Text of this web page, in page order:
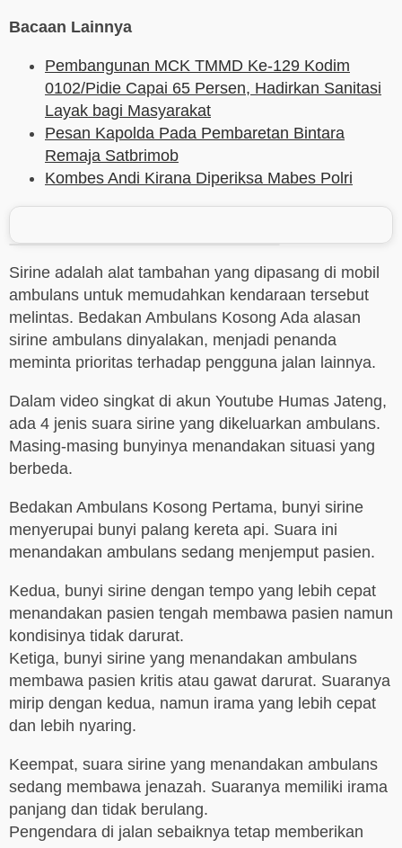
Bacaan Lainnya
Pembangunan MCK TMMD Ke-129 Kodim
0102/Pidie Capai 65 Persen, Hadirkan Sanitasi
Layak bagi Masyarakat
Pesan Kapolda Pada Pembaretan Bintara
Remaja Satbrimob
Kombes Andi Kirana Diperiksa Mabes Polri
Sirine adalah alat tambahan yang dipasang di mobil
ambulans untuk memudahkan kendaraan tersebut
melintas. Bedakan Ambulans Kosong Ada alasan
sirine ambulans dinyalakan, menjadi penanda
meminta prioritas terhadap pengguna jalan lainnya.
Dalam video singkat di akun Youtube Humas Jateng,
ada 4 jenis suara sirine yang dikeluarkan ambulans.
Masing-masing bunyinya menandakan situasi yang
berbeda.
Bedakan Ambulans Kosong Pertama, bunyi sirine
menyerupai bunyi palang kereta api. Suara ini
menandakan ambulans sedang menjemput pasien.
Kedua, bunyi sirine dengan tempo yang lebih cepat
menandakan pasien tengah membawa pasien namun
kondisinya tidak darurat.
Ketiga, bunyi sirine yang menandakan ambulans
membawa pasien kritis atau gawat darurat. Suaranya
mirip dengan kedua, namun irama yang lebih cepat
dan lebih nyaring.
Keempat, suara sirine yang menandakan ambulans
sedang membawa jenazah. Suaranya memiliki irama
panjang dan tidak berulang.
Pengendara di jalan sebaiknya tetap memberikan